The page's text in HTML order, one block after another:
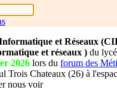
et Réseaux
et réseaux ) du
2026 lors du forum des
Trois Chateaux (26) à
nous voir